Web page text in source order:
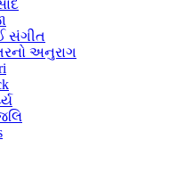
સંગીત
અનુરાગ